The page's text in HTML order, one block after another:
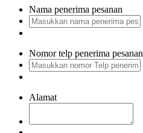
Nama penerima pesanan
Nomor telp penerima pesanan
Alamat